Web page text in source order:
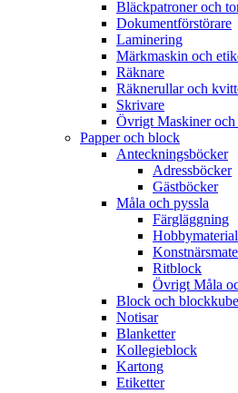
Bläckpatroner och
Dokumentförstörare
Laminering
Märkmaskin och
Räknare
Räknerullar och
Skrivare
Övrigt Maskiner
Papper och block
Anteckningsböcker
Adressböcker
Gästböcker
Måla och pyssla
Färgläggning
Hobbymaterial
Ritblock
Övrigt Måla
Block och
Notisar
Blanketter
Kollegieblock
Kartong
Etiketter